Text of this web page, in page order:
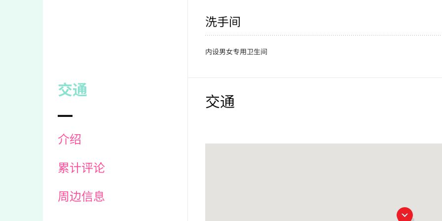
洗手间
内设男女专用卫生间
交通
介绍
累计评论
周边信息
交通